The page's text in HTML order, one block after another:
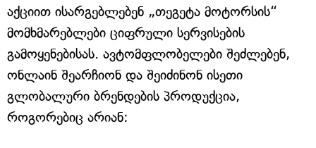
აქციით ისარგებლებენ „თეგეტა მოტორსის“
მომხმარებლები ციფრული სერვისების
გამოყენებისას. ავტომფლობელები შეძლებენ,
ონლაინ შეარჩიონ და შეიძინონ ისეთი
გლობალური ბრენდების პროდუქცია,
როგორებიც არიან: